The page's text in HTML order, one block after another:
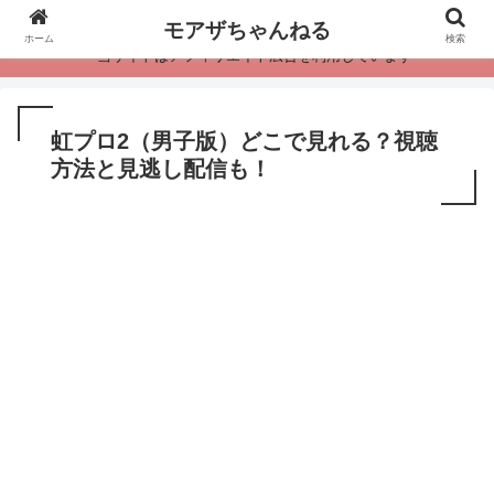
・当サイトはアフィリエイト広告を利用しています
虹プロ2（男子版）どこで見れる？視聴
方法と見逃し配信も！
ホーム モアザちゃんねる 検索